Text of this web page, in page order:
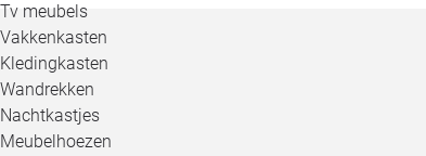
Tv meubels
Vakkenkasten
Kledingkasten
Wandrekken
Nachtkastjes
Meubelhoezen